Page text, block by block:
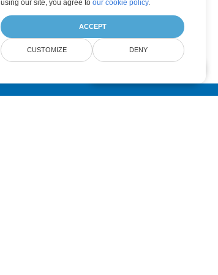
using our site, you agree to our cookie policy.
ACCEPT
CUSTOMIZE DENY